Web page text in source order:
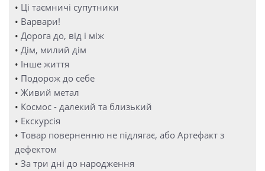
• Ці таємничі супутники
• Варвари!
• Дорога до, від і між
• Дім, милий дім
• Інше життя
• Подорож до себе
• Живий метал
• Космос - далекий та близький
• Екскурсія
• Товар поверненню не підлягає, або Артефакт з
дефектом
• За три дні до народження